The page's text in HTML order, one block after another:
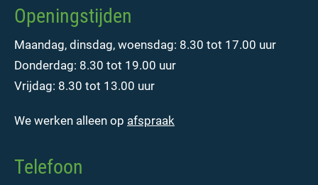
Openingstijden
Maandag, dinsdag, woensdag: 8.30 tot 17.00 uur
Donderdag: 8.30 tot 19.00 uur
Vrijdag: 8.30 tot 13.00 uur
We werken alleen op afspraak
Telefoon